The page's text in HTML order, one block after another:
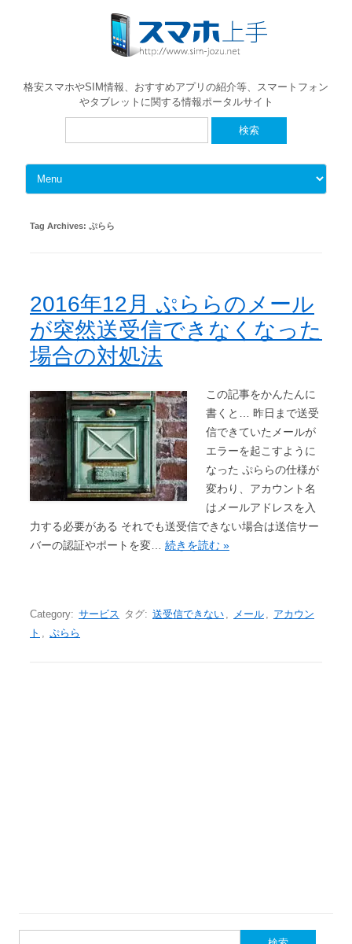
格安スマホやSIM情報、おすすめアプリの紹介等、スマートフォン
やタブレットに関する情報ポータルサイト
Skip to content
Tag Archives: ぷらら
2016年12月 ぷららのメール
が突然送受信できなくなった
場合の対処法
この記事をかんたんに
書くと… 昨日まで送受
信できていたメールが
エラーを起こすように
なった ぷららの仕様が
変わり、アカウント名
はメールアドレスを入
力する必要がある それでも送受信できない場合は送信サー
バーの認証やポートを変… 続きを読む »
Category: サービス タグ: 送受信できない , メール , アカウン
ト , ぷらら